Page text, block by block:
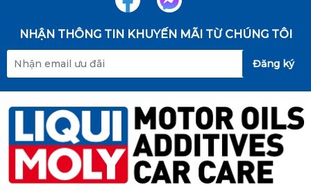
NHẬN THÔNG TIN KHUYẾN MÃI TỪ CHÚNG TÔI
Đăng ký